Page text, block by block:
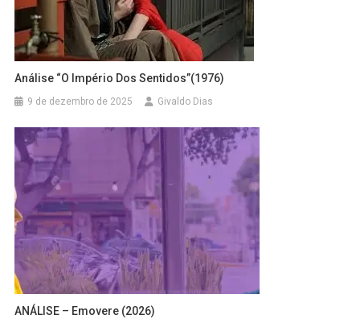
Análise “O Império Dos Sentidos”(1976)
9 de dezembro de 2025 Givaldo Dias
ANÁLISE – Emovere (2026)